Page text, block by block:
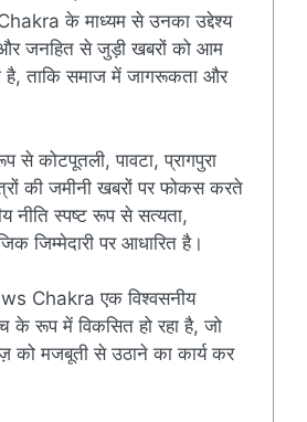
के माध्यम से उनका उद्देश्य
और जनहित से जुड़ी खबरों को आम
है, ताकि समाज में जागरूकता और
से कोटपूतली, पावटा, प्रागपुरा
की जमीनी खबरों पर फोकस करते
नीति स्पष्ट रूप से सत्यता,
जिम्मेदारी पर आधारित है।
Chakra एक विश्वसनीय
के रूप में विकसित हो रहा है, जो
को मजबूती से उठाने का कार्य कर